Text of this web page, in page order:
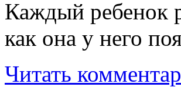
Каждый ребенок
как она у него
Читать